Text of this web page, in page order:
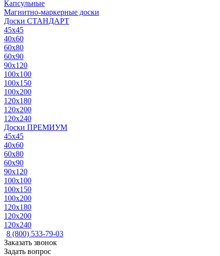
Капсульные
Магнитно-маркерные доски
Доски СТАНДАРТ
45x45
40x60
60x80
60x90
90x120
100x100
100x150
100x200
120x180
120x200
120x240
Доски ПРЕМИУМ
45x45
40x60
60x80
60x90
90x120
100x100
100x150
100x200
120x180
120x200
120x240
8 (800) 533-79-03
Заказать звонок
Задать вопрос